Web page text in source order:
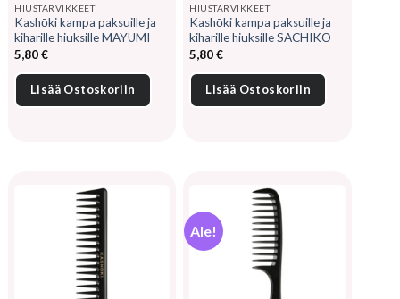
HIUSTARVIKKEET
Kashōki kampa paksuille ja
kiharille hiuksille MAYUMI
5,80€
Lisää Ostoskoriin
HIUSTARVIKKEET
Kashōki kampa paksuille ja
kiharille hiuksille SACHIKO
5,80€
Lisää Ostoskoriin
Ale!